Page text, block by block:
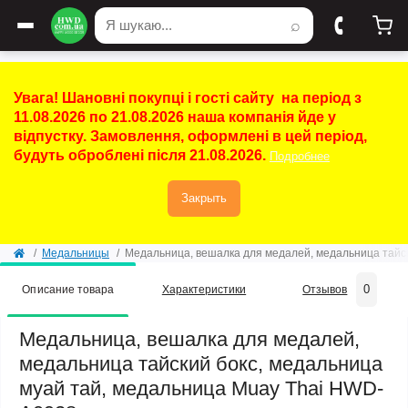
⌕
Увага! Шановні покупці і гості сайту на період з
11.08.2026 по 21.08.2026 наша компанія йде у
відпустку. Замовлення, оформлені в цей період,
будуть оброблені після 21.08.2026. Подробнее
Закрыть
Медальницы Медальница, вешалка для медалей, медальница
Описание товара Характеристики Отзывов 0
Медальница, вешалка для медалей,
медальница тайский бокс, медальница
муай тай, медальница Muay Thai HWD-